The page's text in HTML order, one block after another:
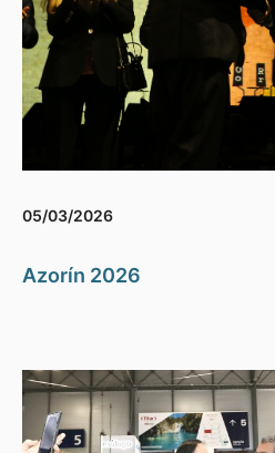
05/03/2026
Azorín 2026